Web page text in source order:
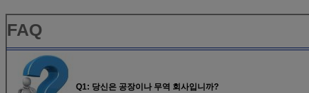
FAQ
Q1: 당신은 공장이나 무역 회사입니까?